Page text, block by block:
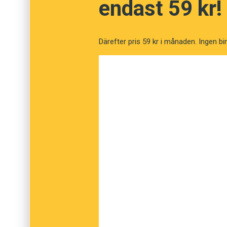
endast 59 kr!
Därefter pris 59 kr i månaden. Ingen